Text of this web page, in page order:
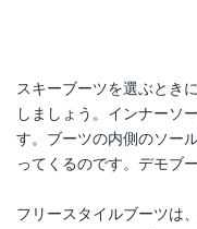
スキーブーツを選ぶとき
しましょう。インナーソ
す。ブーツの内側のソー
ってくるのです。デモブ
フリースタイルブーツは